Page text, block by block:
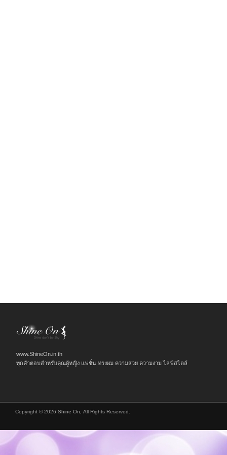
www.ShineOn.in.th
ทุกคำตอบสำหรับคุณผู้หญิง แฟชั่น ทรงผม ความสวย ความงาม ไลฟ์สไตล์
Copyright © 2026 Shine On, All Rights Reserved.